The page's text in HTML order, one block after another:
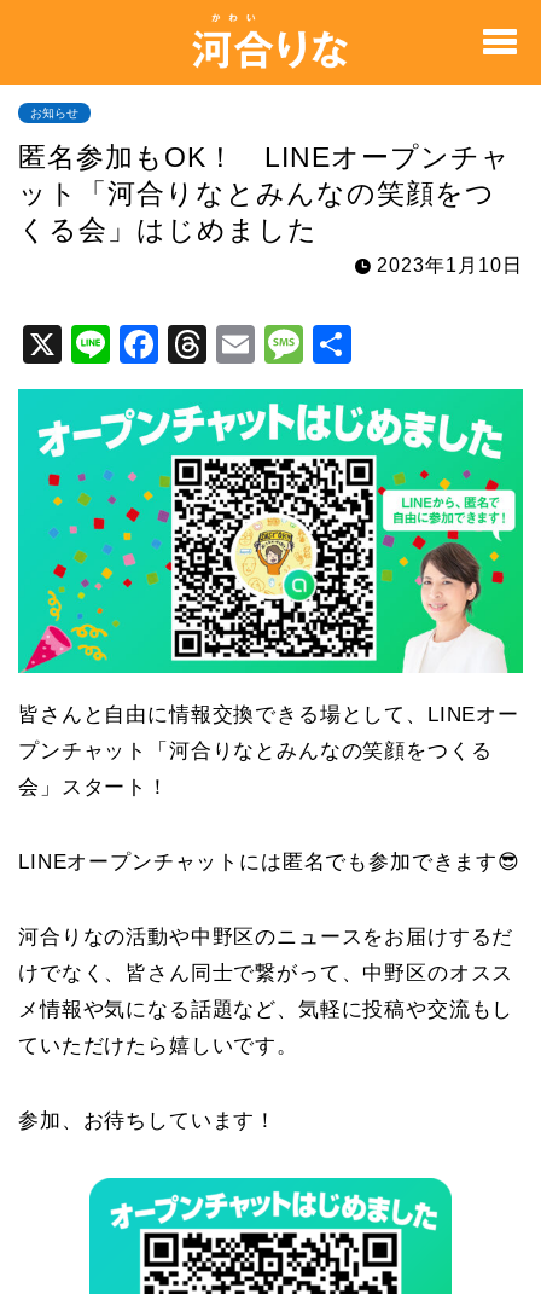
お知らせ
匿名参加もOK！ LINEオープンチャ
ット「河合りなとみんなの笑顔をつ
くる会」はじめました
2023年1月10日
X
Li
n
e
F
a
c
e
b
o
o
k
T
hr
e
a
d
s
E
m
ai
l
M
e
s
s
a
g
e
有
皆さんと自由に情報交換できる場として、LINEオー
プンチャット「河合りなとみんなの笑顔をつくる
会」スタート！
LINEオープンチャットには匿名でも参加できます😎
河合りなの活動や中野区のニュースをお届けするだ
けでなく、皆さん同士で繋がって、中野区のオスス
メ情報や気になる話題など、気軽に投稿や交流もし
ていただけたら嬉しいです。
参加、お待ちしています！